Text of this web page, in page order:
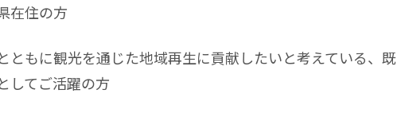
在住の方
ともに観光を通じた地域再生に貢献したいと考えている、既
してご活躍の方